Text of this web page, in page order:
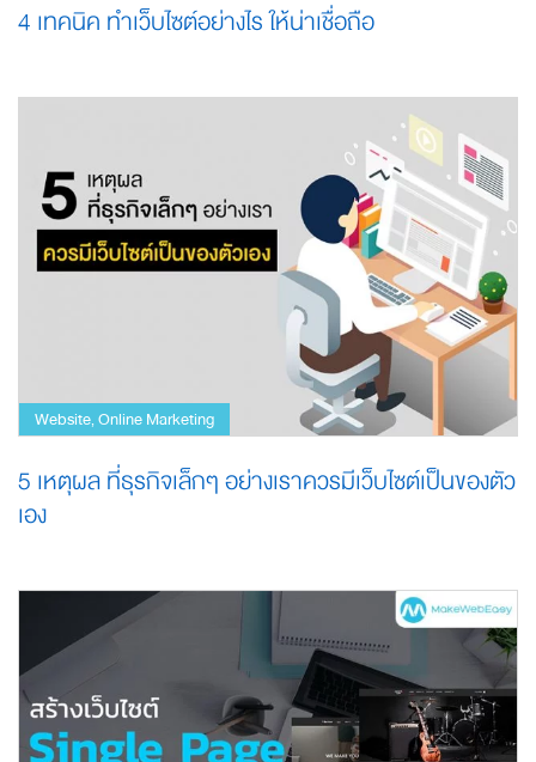
4 เทคนิค ทำเว็บไซต์อย่างไร ให้น่าเชื่อถือ
Website,Online Marketing
5 เหตุผล ที่ธุรกิจเล็กๆ อย่างเราควรมีเว็บไซต์เป็นของตัว
เอง